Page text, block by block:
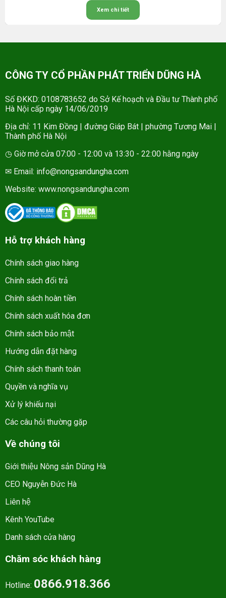
Xem chi tiết
CÔNG TY CỔ PHẦN PHÁT TRIỂN DŨNG HÀ
Số ĐKKD: 0108783652 do Sở Kế hoạch và Đầu tư Thành phố
Hà Nội cấp ngày 14/06/2019
Địa chỉ: 11 Kim Đồng | đường Giáp Bát | phường Tương Mai |
Thành phố Hà Nội
◷ Giờ mở cửa 07:00 - 12:00 và 13:30 - 22:00 hằng ngày
✉ Email: info@nongsandungha.com
Website: www.nongsandungha.com
Hỗ trợ khách hàng
Chính sách giao hàng
Chính sách đổi trả
Chính sách hoàn tiền
Chính sách xuất hóa đơn
Chính sách bảo mật
Hướng dẫn đặt hàng
Chính sách thanh toán
Quyền và nghĩa vụ
Xử lý khiếu nại
Các câu hỏi thường gặp
Về chúng tôi
Giới thiệu Nông sản Dũng Hà
CEO Nguyễn Đức Hà
Liên hệ
Kênh YouTube
Danh sách cửa hàng
Chăm sóc khách hàng
Hotline: 0866.918.366